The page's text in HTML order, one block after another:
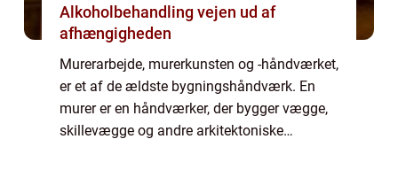
Alkoholbehandling vejen ud af
afhængigheden
Murerarbejde, murerkunsten og -håndværket,
er et af de ældste bygningshåndværk. En
murer er en håndværker, der bygger vægge,
skillevægge og andre arkitektoniske